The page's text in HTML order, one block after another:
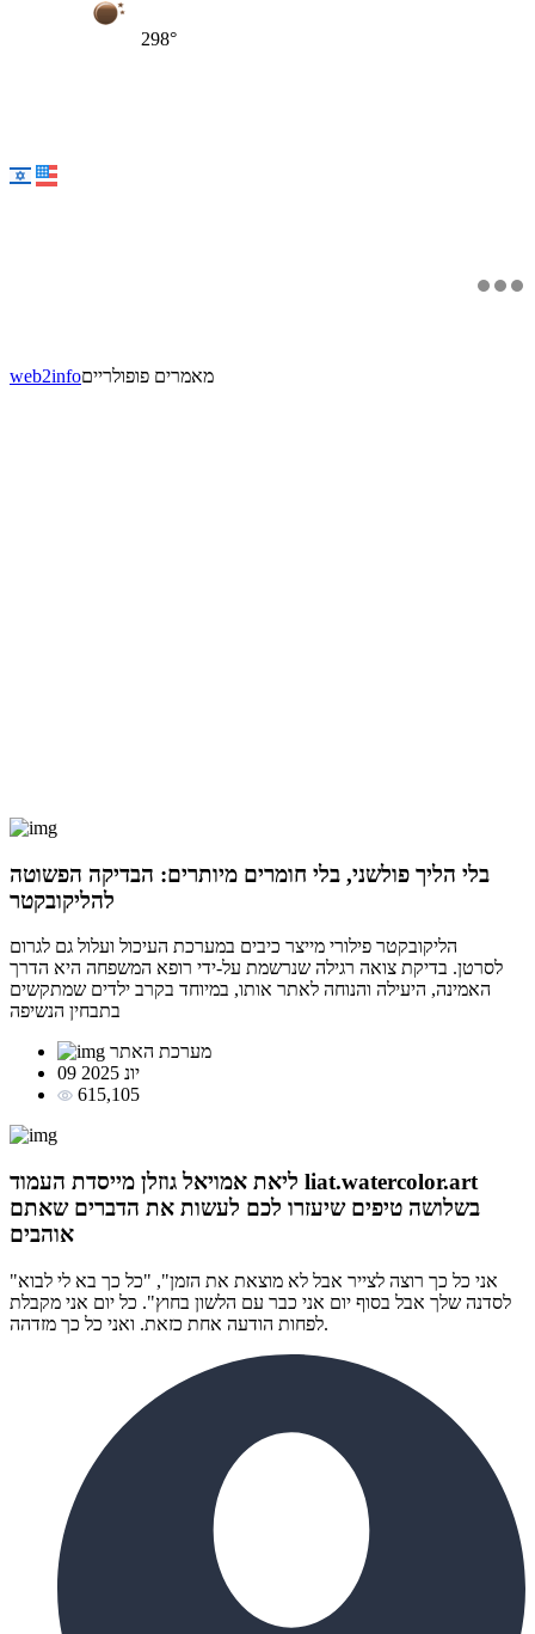
298°
web2infoמאמרים פופולריים
בלי הליך פולשני, בלי חומרים מיותרים: הבדיקה הפשוטה
להליקובקטר
הליקובקטר פילורי מייצר כיבים במערכת העיכול ועלול גם לגרום
לסרטן. בדיקת צואה רגילה שנרשמת על-ידי רופא המשפחה היא הדרך
האמינה, היעילה והנוחה לאתר אותו, במיוחד בקרב ילדים שמתקשים
בתבחין הנשיפה
מערכת האתר
09 יונ 2025
615,105
ליאת אמויאל גוזלן מייסדת העמוד liat.watercolor.art
בשלושה טיפים שיעזרו לכם לעשות את הדברים שאתם
אוהבים
"אני כל כך רוצה לצייר אבל לא מוצאת את הזמן", "כל כך בא לי לבוא
לסדנה שלך אבל בסוף יום אני כבר עם הלשון בחוץ". כל יום אני מקבלת
לפחות הודעה אחת כזאת. ואני כל כך מזדהה.